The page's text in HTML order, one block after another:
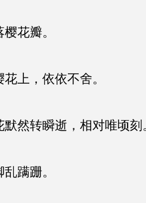
花瓣。
上，依依不舍。
默然转瞬逝，相对唯顷刻
蹒跚。